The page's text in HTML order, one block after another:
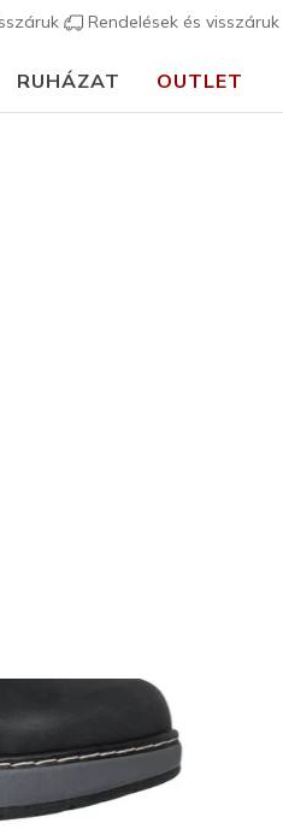
Rendelések és visszáruk
RUHÁZAT OUTLET